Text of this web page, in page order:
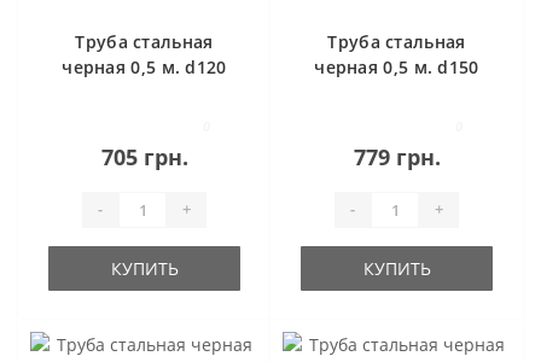
Труба стальная
черная 0,5 м. d120
705 грн.
- +
КУПИТЬ
Труба стальная
черная 0,5 м. d150
779 грн.
- +
КУПИТЬ